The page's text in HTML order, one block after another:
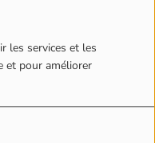
les services et les
et pour améliorer